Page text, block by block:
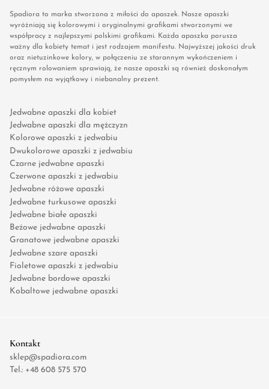
Spadiora to marka stworzona z miłości do apaszek. Nasze apaszki
wyróżniają się kolorowymi i oryginalnymi grafikami stworzonymi we
współpracy z najlepszymi polskimi grafikami. Każda apaszka porusza
ważny dla kobiety temat i jest rodzajem manifestu. Najwyższej jakości druk
oraz nietuzinkowe kolory, w połączeniu ze starannym wykończeniem i
ręcznym rolowaniem sprawiają, że nasze apaszki są również doskonałym
pomysłem na wyjątkowy i niebanalny prezent.
Jedwabne apaszki dla kobiet
Jedwabne apaszki dla mężczyzn
Kolorowe apaszki z jedwabiu
Dwukolorowe apaszki z jedwabiu
Czarne jedwabne apaszki
Czerwone apaszki z jedwabiu
Jedwabne różowe apaszki
Jedwabne turkusowe apaszki
Jedwabne białe apaszki
Beżowe jedwabne apaszki
Granatowe jedwabne apaszki
Jedwabne szare apaszki
Fioletowe apaszki z jedwabiu
Jedwabne bordowe apaszki
Kobaltowe jedwabne apaszki
Kontakt
sklep@spadiora.com
Tel.: +48 608 575 570